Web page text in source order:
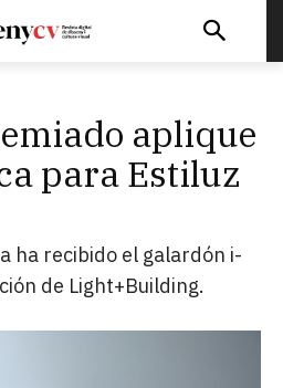
aplique
para Estiluz
ha recibido el galardón i-
de Light+Building.